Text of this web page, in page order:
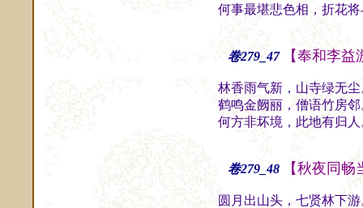
何事最堪悲色相，折花
卷279_47 【奉和李
林香雨气新，山寺绿无
鹤鸣金阙丽，僧语竹房
何方非坏境，此地有归
卷279_48 【秋夜同
圆月出山头，七贤林下